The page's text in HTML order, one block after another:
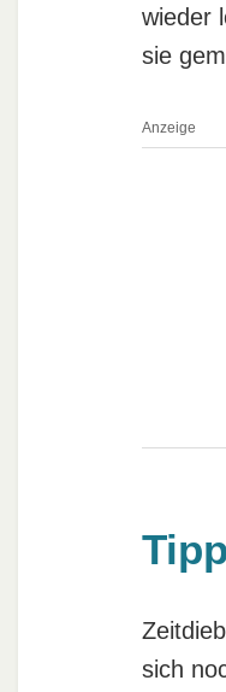
wieder
sie
Anzeige
sich